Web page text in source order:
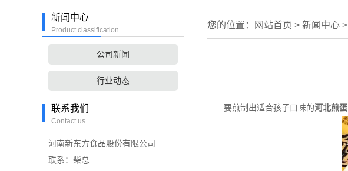
新闻中心
Product classification
公司新闻
行业动态
联系我们
Contact us
河南新东方食品股份有限公司
联系：柴总
您的位置： 网站首页 > 新闻中心 >
要煎制出适合孩子口味的河北煎蛋